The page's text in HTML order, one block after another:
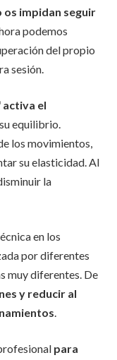
os impidan seguir
podemos
del propio
sesión.
activa el
equilibrio.
los movimientos,
su elasticidad. Al
la
en los
por diferentes
muy diferentes. De
y reducir al
.
para